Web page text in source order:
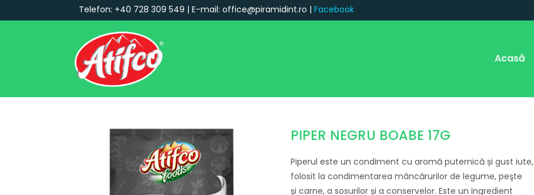
Telefon: +40 728 309 549 | E-mail: office@piramidint.ro | Facebook
Navigare principală Acasă
PIPER NEGRU BOABE 17G
Piperul este un condiment cu aromă puternică și gust iute,
folosit la condimentarea mâncărurilor de legume, peşte
şi carne, a sosurilor și a conservelor. Este un ingredient